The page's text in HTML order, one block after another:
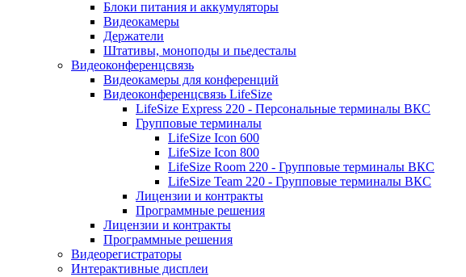
Блоки питания и аккумуляторы
Видеокамеры
Держатели
Штативы, моноподы и пьедесталы
Видеоконференцсвязь
Видеокамеры для конференций
Видеоконференцсвязь LifeSize
LifeSize Express 220 - Персональные терминалы ВКС
Групповые терминалы
LifeSize Icon 600
LifeSize Icon 800
LifeSize Room 220 - Групповые терминалы ВКС
LifeSize Team 220 - Групповые терминалы ВКС
Лицензии и контракты
Программные решения
Лицензии и контракты
Программные решения
Видеорегистраторы
Интерактивные дисплеи